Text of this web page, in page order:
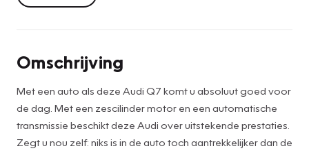
Omschrijving
Met een auto als deze Audi Q7 komt u absoluut goed voor
de dag. Met een zescilinder motor en een automatische
transmissie beschikt deze Audi over uitstekende prestaties.
Zegt u nou zelf: niks is in de auto toch aantrekkelijker dan de